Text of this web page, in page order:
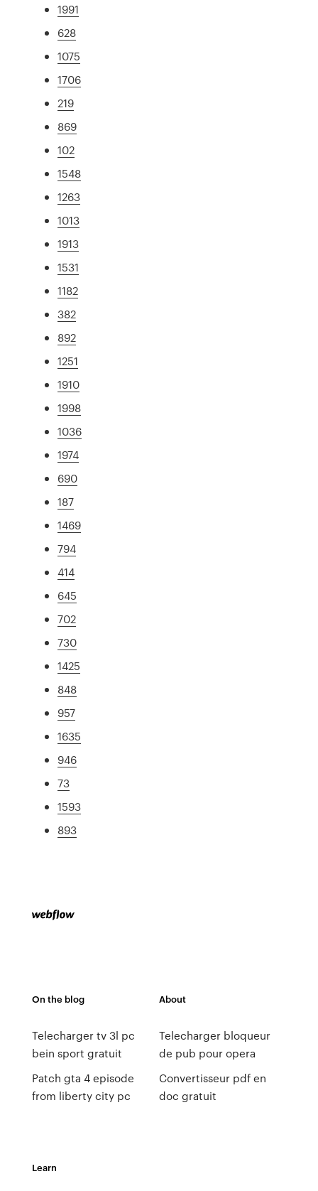
1991
628
1075
1706
219
869
102
1548
1263
1013
1913
1531
1182
382
892
1251
1910
1998
1036
1974
690
187
1469
794
414
645
702
730
1425
848
957
1635
946
73
1593
893
On the blog
Telecharger tv 3l pc
bein sport gratuit
Patch gta 4 episode
from liberty city pc
About
Telecharger bloqueur
de pub pour opera
Convertisseur pdf en
doc gratuit
Learn